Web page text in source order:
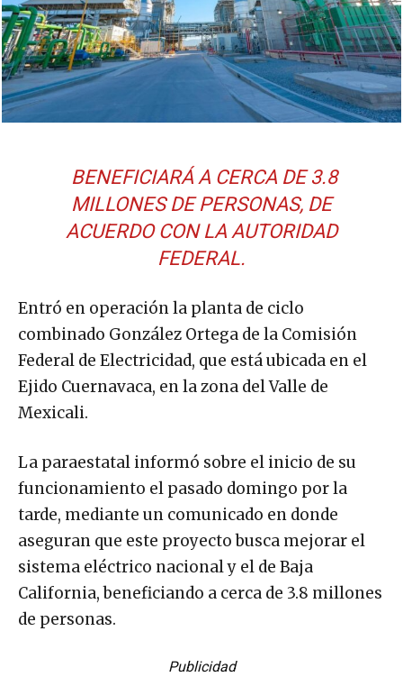
BENEFICIARÁ A CERCA DE 3.8
MILLONES DE PERSONAS, DE
ACUERDO CON LA AUTORIDAD
FEDERAL.
Entró en operación la planta de ciclo
combinado González Ortega de la Comisión
Federal de Electricidad, que está ubicada en el
Ejido Cuernavaca, en la zona del Valle de
Mexicali.
La paraestatal informó sobre el inicio de su
funcionamiento el pasado domingo por la
tarde, mediante un comunicado en donde
aseguran que este proyecto busca mejorar el
sistema eléctrico nacional y el de Baja
California, beneficiando a cerca de 3.8 millones
de personas.
Publicidad